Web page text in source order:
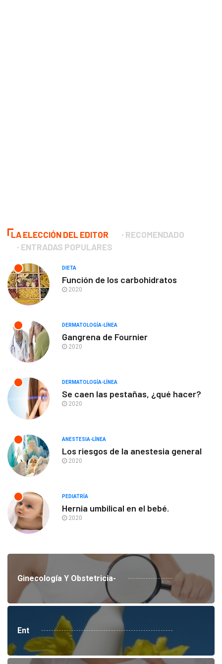
LA ELECCIÓN DEL EDITOR
RECOMENDADO
ENTRADAS POPULARES
DIETA
Función de los carbohidratos
2020
DERMATOLOGÍA-LÍNEA
Gangrena de Fournier
2020
DERMATOLOGÍA-LÍNEA
Se caen las pestañas, ¿qué hacer?
2020
ANESTESIA-LÍNEA
Los riesgos de la anestesia general
2020
PEDIATRÍA
Hernia umbilical en el bebé.
2020
Ginecología Y Obstetricia-
Ent